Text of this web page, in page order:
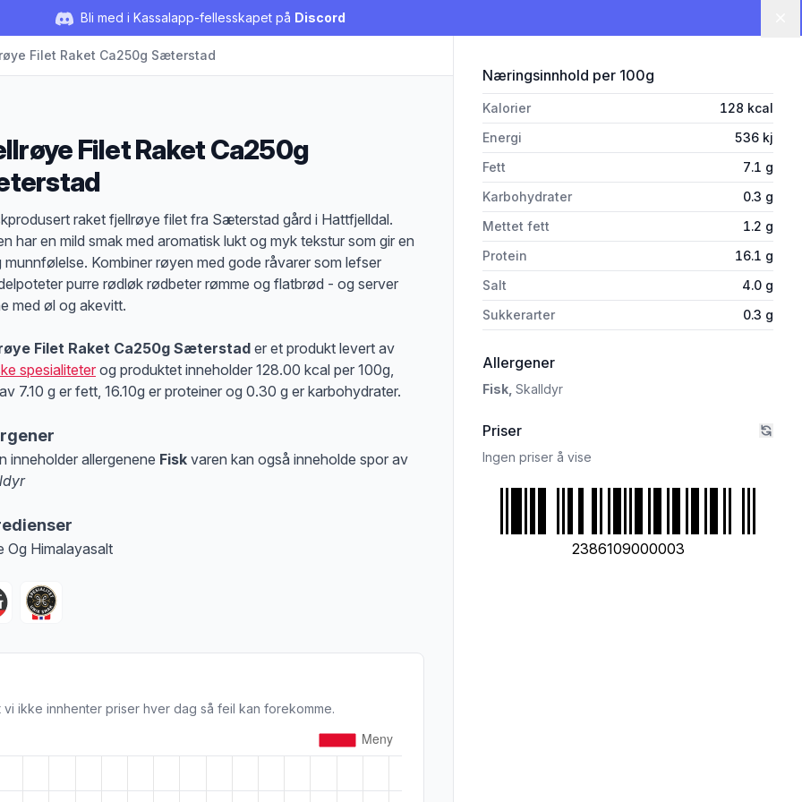
Bli med i Kassalapp-fellesskapet på Discord
Filet Raket Ca250g Sæterstad
Filet Raket Ca250g
raket fjellrøye filet fra Sæterstad gård i Hattfjelldal.
har en mild smak med aromatisk lukt og myk tekstur som gir en
munnfølelse. Kombiner røyen med gode råvarer som lefser
purre rødløk rødbeter rømme og flatbrød - og server
med øl og akevitt.
Filet Raket Ca250g Sæterstader et produkt levert av
spesialiteterog produktet inneholder 128.00 kcal per 100g,
7.10 g er fett, 16.10g er proteiner og 0.30 g er karbohydrater.
inneholder allergenene Fisk varen kan også inneholde spor av
Og Himalayasalt
ikke innhenter priser hver dag så feil kan forekomme.
Næringsinnhold for 'Fjellrøye Filet Raket
per 100g
Kalorier 128 kcal
Energi
536 kj
Fett
7.1 g
Karbohydrater
0.3 g
Mettet fett
1.2 g
Protein
16.1 g
Salt
4.0 g
Sukkerarter
0.3 g
Allergeneri 'Fjellrøye Filet Raket Ca250g
Fisk, Skalldyr
Priser
Ingen priser å vise
2386109000003